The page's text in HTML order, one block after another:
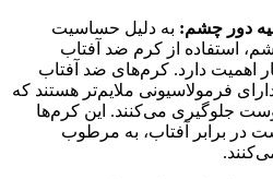
دور چشم: به دلیل حساسیت
استفاده از کرم ضد آفتاب
اهمیت دارد. کرم‌های ضد آفتاب
فرمولاسیونی ملایم‌تر هستند که
جلوگیری می‌کنند. این کرم‌ها
در برابر آفتاب، به مرطوب